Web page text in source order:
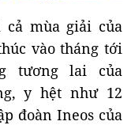
mùa giải của
vào tháng tới
tương lai của
y hệt như 12
đoàn Ineos của